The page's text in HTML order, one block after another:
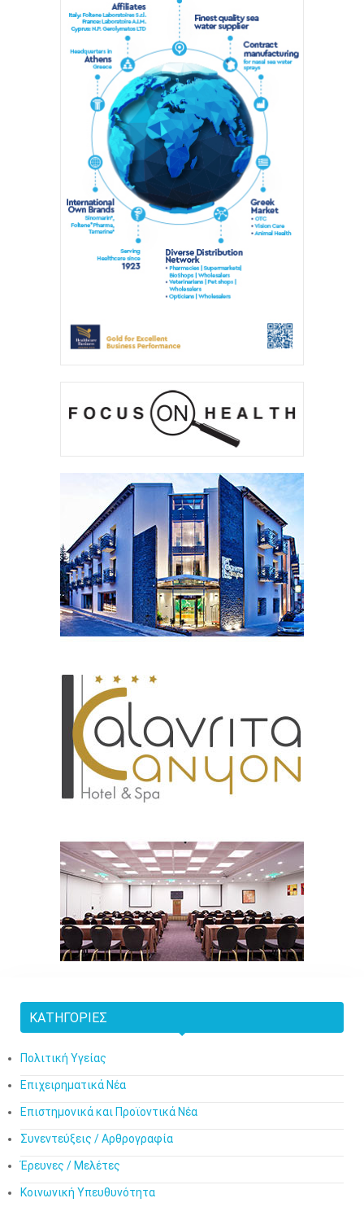
ΚΑΤΗΓΟΡΊΕΣ
Πολιτική Υγείας
Επιχειρηματικά Νέα
Επιστημονικά και Προϊοντικά Νέα
Συνεντεύξεις / Αρθρογραφία
Έρευνες / Μελέτες
Κοινωνική Υπευθυνότητα